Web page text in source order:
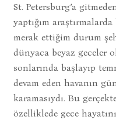
St. Petersburg’a
yaptığım
merak ettiğim durum
dünyaca beyaz geceler
sonlarında başlayıp
devam eden havanın
karamasıydı. Bu
özelliklede gece